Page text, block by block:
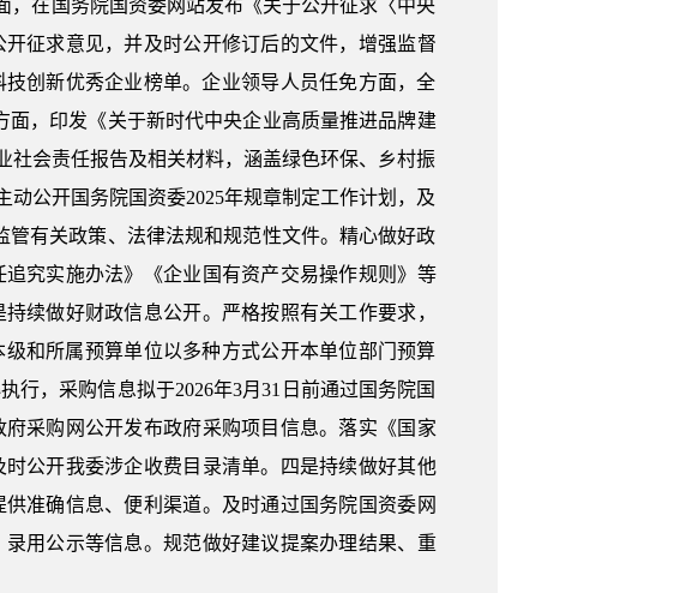
在国务院国资委网站发布《关于公开征求〈中央
征求意见，并及时公开修订后的文件，增强监督
创新优秀企业榜单。企业领导人员任免方面，全
，印发《关于新时代中央企业高质量推进品牌建
社会责任报告及相关材料，涵盖绿色环保、乡村振
公开国务院国资委2025年规章制定工作计划，及
有关政策、法律法规和规范性文件。精心做好政
究实施办法》《企业国有资产交易操作规则》等
续做好财政信息公开。严格按照有关工作要求，
和所属预算单位以多种方式公开本单位部门预算
行，采购信息拟于2026年3月31日前通过国务院国
采购网公开发布政府采购项目信息。落实《国家
公开我委涉企收费目录清单。四是持续做好其他
准确信息、便利渠道。及时通过国务院国资委网
用公示等信息。规范做好建议提案办理结果、重